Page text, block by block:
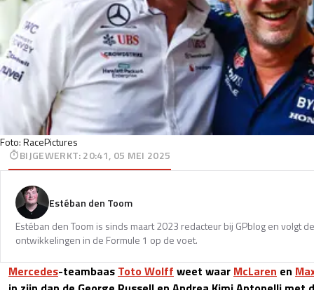
Foto: RacePictures
BIJGEWERKT:20:41, 05 MEI 2025
Estéban den Toom
Estéban den Toom is sinds maart 2023 redacteur bij GPblog en volgt
ontwikkelingen in de Formule 1 op de voet.
Mercedes-teambaas Toto Wolff weet waar McLaren en